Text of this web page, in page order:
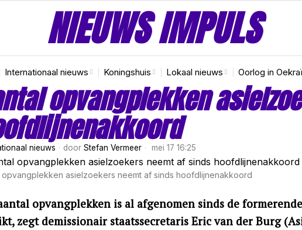
NIEUWS IMPULS
Internationaal nieuws Koningshuis Lokaal nieuws Oorlog in
opvangplekken
nieuws door Stefan Vermeer mei 17 16:25
opvangplekken asielzoekers neemt af sinds hoofdlijnenakkoord
opvangplekken is al afgenomen sinds de
zegt demissionair staatssecretaris Eric van der Burg